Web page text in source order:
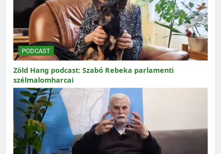
PODCAST
Zöld Hang podcast: Szabó Rebeka parlamenti
szélmalomharcai